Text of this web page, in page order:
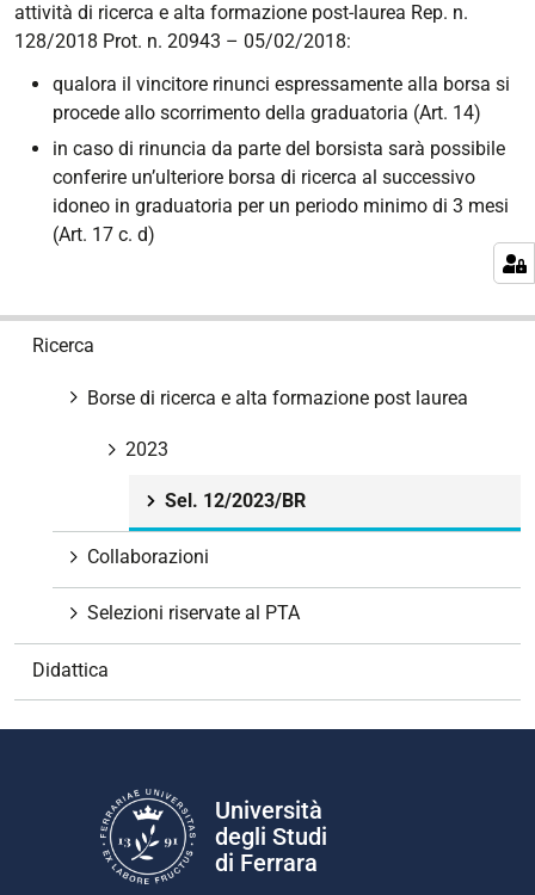
attività di ricerca e alta formazione post-laurea Rep. n.
128/2018 Prot. n. 20943 – 05/02/2018:
qualora il vincitore rinunci espressamente alla borsa si
procede allo scorrimento della graduatoria (Art. 14)
in caso di rinuncia da parte del borsista sarà possibile
conferire un’ulteriore borsa di ricerca al successivo
idoneo in graduatoria per un periodo minimo di 3 mesi
(Art. 17 c. d)
Ricerca
Borse di ricerca e alta formazione post laurea
2023
Sel. 12/2023/BR
Collaborazioni
Selezioni riservate al PTA
Didattica
Università
degli Studi
di Ferrara